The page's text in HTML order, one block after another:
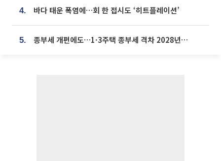
4. 바다 태운 폭염에…회 한 접시도 ‘히트플레이션’
5. 종부세 개편에도…1·3주택 종부세 격차 2028년부터 확대